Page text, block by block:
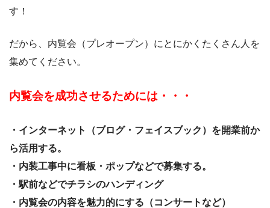
す！
だから、内覧会（プレオープン）にとにかくたくさん人を
集めてください。
内覧会を成功させるためには・・・
・インターネット（ブログ・フェイスブック）を開業前か
ら活用する。
・内装工事中に看板・ポップなどで募集する。
・駅前などでチラシのハンディング
・内覧会の内容を魅力的にする（コンサートなど）